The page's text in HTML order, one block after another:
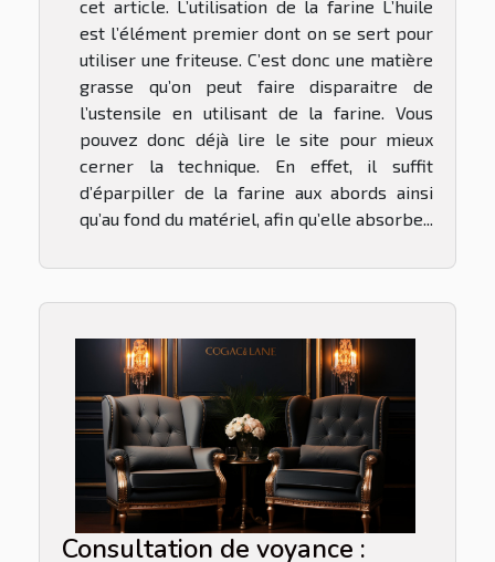
cet article. L’utilisation de la farine L’huile
est l’élément premier dont on se sert pour
utiliser une friteuse. C’est donc une matière
grasse qu’on peut faire disparaitre de
l’ustensile en utilisant de la farine. Vous
pouvez donc déjà lire le site pour mieux
cerner la technique. En effet, il suffit
d’éparpiller de la farine aux abords ainsi
qu’au fond du matériel, afin qu’elle absorbe...
Consultation de voyance :